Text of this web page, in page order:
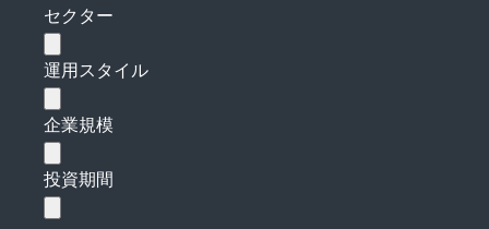
セクター
運用スタイル
企業規模
投資期間